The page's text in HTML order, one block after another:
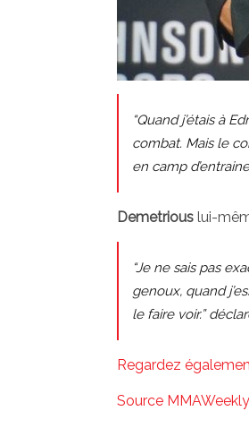
“Quand j’étais à
combat. Mais le
en camp
Demetrious lui-
“Je ne sais pas
genoux, quand
le faire voir.”
Regardez
Source